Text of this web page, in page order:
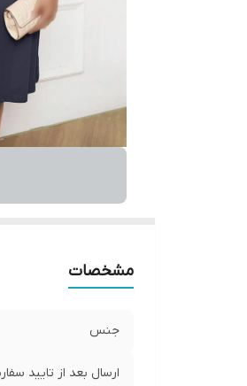
مشخصات
جنس
ارسال بعد از تایید